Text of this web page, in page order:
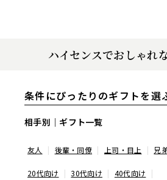
ハイセンスでおしゃれ
条件にぴったりのギフトを選
相手別｜ギフト一覧
友人 後輩・同僚 上司・目上 兄
20代向け 30代向け 40代向け